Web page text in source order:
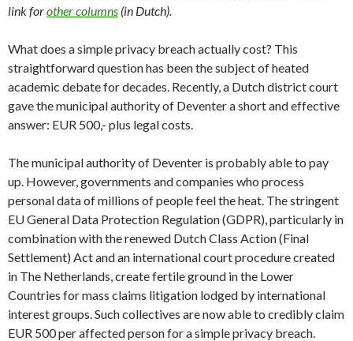
link forother columns (in Dutch).
What does a simple privacy breach actually cost? This
straightforward question has been the subject of heated
academic debate for decades. Recently, a Dutch district court
gave the municipal authority of Deventer a short and effective
answer: EUR 500,- plus legal costs.
The municipal authority of Deventer is probably able to pay
up. However, governments and companies who process
personal data of millions of people feel the heat. The stringent
EU General Data Protection Regulation (GDPR), particularly in
combination with the renewed Dutch Class Action (Final
Settlement) Act and an international court procedure created
in The Netherlands, create fertile ground in the Lower
Countries for mass claims litigation lodged by international
interest groups. Such collectives are now able to credibly claim
EUR 500 per affected person for a simple privacy breach.